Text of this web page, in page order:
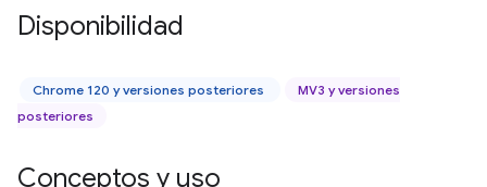
Disponibilidad
Chrome 120 y versiones posteriores
MV3 y versiones
posteriores
Conceptos y uso